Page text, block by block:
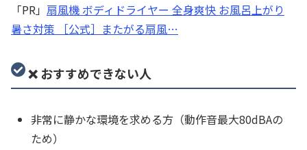
「PR」 扇風機 ボディドライヤー 全身爽快 お風呂上がり
暑さ対策 ［公式］またがる扇風…
❌ おすすめできない人
非常に静かな環境を求める方（動作音最大80dBAの
ため）